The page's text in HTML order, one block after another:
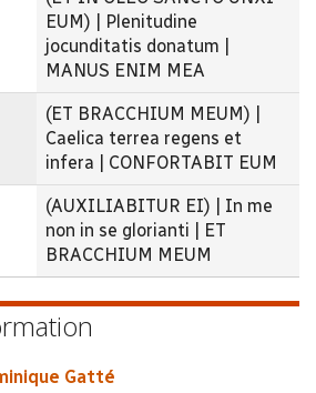
EUM) | Plenitudine
jocunditatis donatum |
MANUS ENIM MEA
(ET BRACCHIUM MEUM) |
Caelica terrea regens et
infera | CONFORTABIT EUM
(AUXILIABITUR EI) | In me
non in se glorianti | ET
BRACCHIUM MEUM
Gatté